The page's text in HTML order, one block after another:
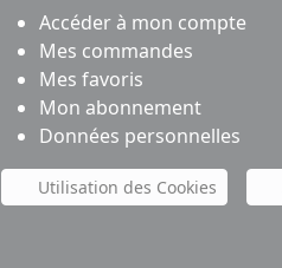
Accéder à mon compte
Mes commandes
Mes favoris
Mon abonnement
Données personnelles
Utilisation des Cookies